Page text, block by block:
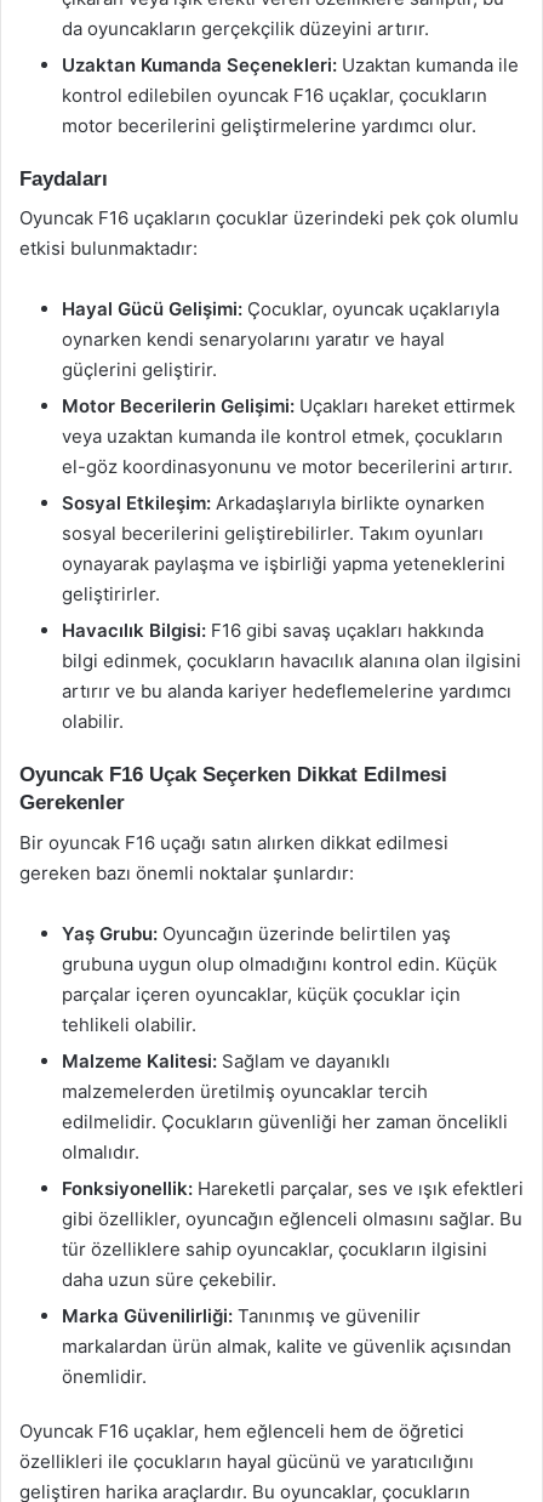
da oyuncakların gerçekçilik düzeyini artırır.
Uzaktan Kumanda Seçenekleri: Uzaktan kumanda ile
kontrol edilebilen oyuncak F16 uçaklar, çocukların
motor becerilerini geliştirmelerine yardımcı olur.
Faydaları
Oyuncak F16 uçakların çocuklar üzerindeki pek çok olumlu
etkisi bulunmaktadır:
Hayal Gücü Gelişimi: Çocuklar, oyuncak uçaklarıyla
oynarken kendi senaryolarını yaratır ve hayal
güçlerini geliştirir.
Motor Becerilerin Gelişimi: Uçakları hareket ettirmek
veya uzaktan kumanda ile kontrol etmek, çocukların
el-göz koordinasyonunu ve motor becerilerini artırır.
Sosyal Etkileşim: Arkadaşlarıyla birlikte oynarken
sosyal becerilerini geliştirebilirler. Takım oyunları
oynayarak paylaşma ve işbirliği yapma yeteneklerini
geliştirirler.
Havacılık Bilgisi: F16 gibi savaş uçakları hakkında
bilgi edinmek, çocukların havacılık alanına olan ilgisini
artırır ve bu alanda kariyer hedeflemelerine yardımcı
olabilir.
Oyuncak F16 Uçak Seçerken Dikkat Edilmesi
Gerekenler
Bir oyuncak F16 uçağı satın alırken dikkat edilmesi
gereken bazı önemli noktalar şunlardır:
Yaş Grubu: Oyuncağın üzerinde belirtilen yaş
grubuna uygun olup olmadığını kontrol edin. Küçük
parçalar içeren oyuncaklar, küçük çocuklar için
tehlikeli olabilir.
Malzeme Kalitesi: Sağlam ve dayanıklı
malzemelerden üretilmiş oyuncaklar tercih
edilmelidir. Çocukların güvenliği her zaman öncelikli
olmalıdır.
Fonksiyonellik: Hareketli parçalar, ses ve ışık efektleri
gibi özellikler, oyuncağın eğlenceli olmasını sağlar. Bu
tür özelliklere sahip oyuncaklar, çocukların ilgisini
daha uzun süre çekebilir.
Marka Güvenilirliği: Tanınmış ve güvenilir
markalardan ürün almak, kalite ve güvenlik açısından
önemlidir.
Oyuncak F16 uçaklar, hem eğlenceli hem de öğretici
özellikleri ile çocukların hayal gücünü ve yaratıcılığını
geliştiren harika araçlardır. Bu oyuncaklar, çocukların